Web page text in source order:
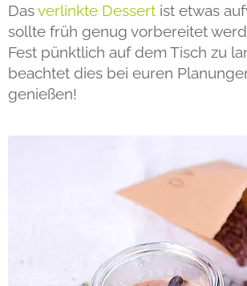
Dasverlinkte Dessert ist etwas
sollte früh genug vorbereitet
Fest pünktlich auf dem Tisch zu
beachtet dies bei euren
genießen!